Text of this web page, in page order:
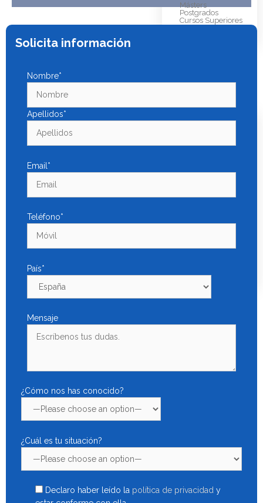
Másters
Postgrados
Cursos Superiores
NOSOTROS?
Nuestra Escuela de
Solicita información
Nombre*
Apellidos*
Email*
Teléfono*
País*
Mensaje
¿Cómo nos has conocido?
¿Cuál es tu situación?
Declaro haber leído la política de privacidad y